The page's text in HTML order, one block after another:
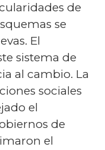
de
se
El
sistema de
al cambio. La
sociales
el
de
el